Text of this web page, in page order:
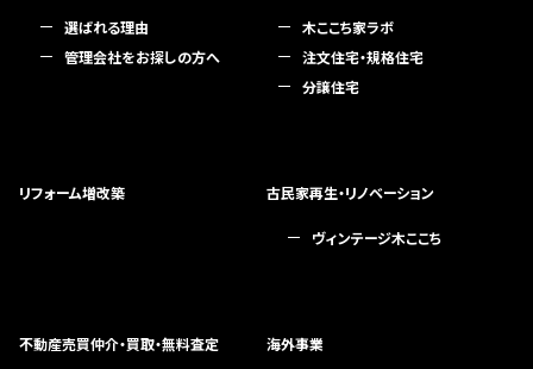
選ばれる理由
管理会社をお探しの方へ
木ここち家ラボ
注文住宅・規格住宅
分譲住宅
リフォーム増改築 古民家再生・リノベーション
ヴィンテージ木ここち
不動産売買仲介・買取・無料査定 海外事業